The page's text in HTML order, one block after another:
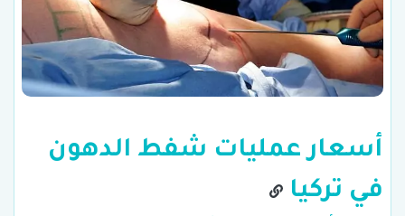
أسعار عمليات شفط الدهون
في تركيا